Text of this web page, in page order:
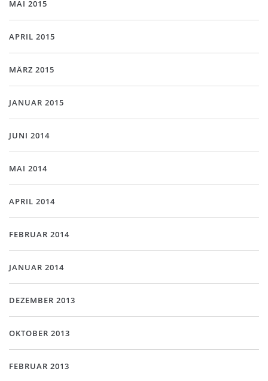
MAI 2015
APRIL 2015
MÄRZ 2015
JANUAR 2015
JUNI 2014
MAI 2014
APRIL 2014
FEBRUAR 2014
JANUAR 2014
DEZEMBER 2013
OKTOBER 2013
FEBRUAR 2013